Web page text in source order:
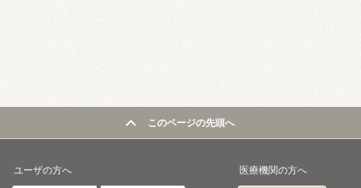
このページの先頭へ
ユーザの方へ 医療機関の方へ